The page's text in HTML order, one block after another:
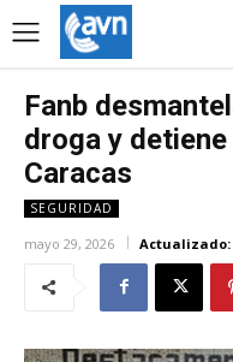
Fanb
droga y
Caracas
SEGURIDAD
mayo 29, 2026 Actualizado: